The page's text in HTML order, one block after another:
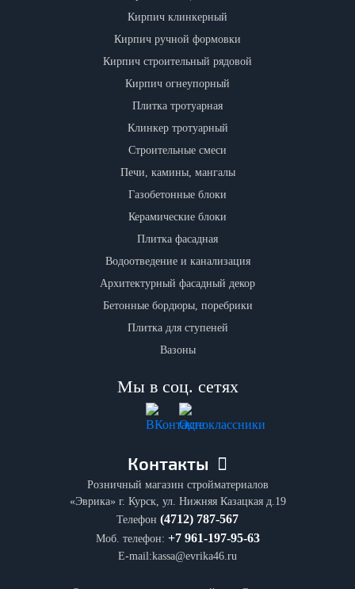
Кирпич клинкерный
Кирпич ручной формовки
Кирпич строительный рядовой
Кирпич огнеупорный
Плитка тротуарная
Клинкер тротуарный
Строительные смеси
Печи, камины, мангалы
Газобетонные блоки
Керамические блоки
Плитка фасадная
Водоотведение и канализация
Архитектурный фасадный декор
Бетонные бордюры, поребрики
Плитка для ступеней
Вазоны
Мы в соц. сетях
Контакты
Розничный магазин стройматериалов
«Эврика» г. Курск, ул. Нижняя Казацкая д.19
Телефон (4712) 787-567
Моб. телефон: +7 961-197-95-63
E-mail:kassa@evrika46.ru